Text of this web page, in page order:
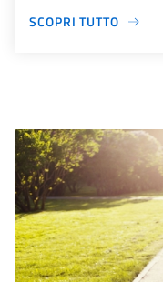
SCOPRI TUTTO